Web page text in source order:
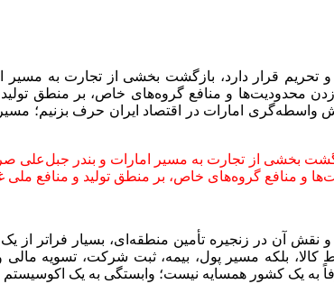
تحریم قرار دارد، بازگشت بخشی از تجارت به
محدودیت‌ها و منافع گروه‌های خاص، بر منطق
نقش واسطه‌گری امارات در اقتصاد ایران حرف
بخشی از تجارت به مسیر امارات و بندر جبل‌علی
منافع گروه‌های خاص، بر منطق تولید و منافع ملی
آن در زنجیره تأمین منطقه‌ای، بسیار فراتر از
بلکه مسیر پول، بیمه، ثبت شرکت، تسویه مالی
به یک کشور همسایه نیست؛ وابستگی به یک